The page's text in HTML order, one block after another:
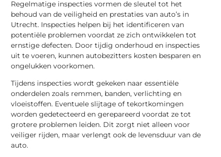
Regelmatige inspecties vormen de sleutel tot het
behoud van de veiligheid en prestaties van auto’s in
Utrecht. Inspecties helpen bij het identificeren van
potentiële problemen voordat ze zich ontwikkelen tot
ernstige defecten. Door tijdig onderhoud en inspecties
uit te voeren, kunnen autobezitters kosten besparen en
ongelukken voorkomen.
Tijdens inspecties wordt gekeken naar essentiële
onderdelen zoals remmen, banden, verlichting en
vloeistoffen. Eventuele slijtage of tekortkomingen
worden gedetecteerd en gerepareerd voordat ze tot
grotere problemen leiden. Dit zorgt niet alleen voor
veiliger rijden, maar verlengt ook de levensduur van de
auto.